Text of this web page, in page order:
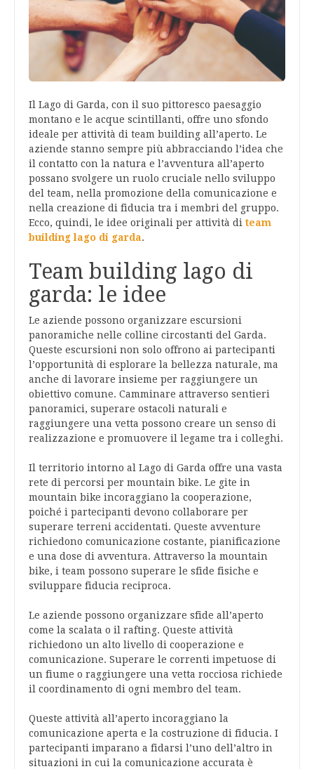
Il Lago di Garda, con il suo pittoresco paesaggio
montano e le acque scintillanti, offre uno sfondo
ideale per attività di team building all’aperto. Le
aziende stanno sempre più abbracciando l’idea che
il contatto con la natura e l’avventura all’aperto
possano svolgere un ruolo cruciale nello sviluppo
del team, nella promozione della comunicazione e
nella creazione di fiducia tra i membri del gruppo.
Ecco, quindi, le idee originali per attività di team
building lago di garda.
Team building lago di
garda: le idee
Le aziende possono organizzare escursioni
panoramiche nelle colline circostanti del Garda.
Queste escursioni non solo offrono ai partecipanti
l’opportunità di esplorare la bellezza naturale, ma
anche di lavorare insieme per raggiungere un
obiettivo comune. Camminare attraverso sentieri
panoramici, superare ostacoli naturali e
raggiungere una vetta possono creare un senso di
realizzazione e promuovere il legame tra i colleghi.
Il territorio intorno al Lago di Garda offre una vasta
rete di percorsi per mountain bike. Le gite in
mountain bike incoraggiano la cooperazione,
poiché i partecipanti devono collaborare per
superare terreni accidentati. Queste avventure
richiedono comunicazione costante, pianificazione
e una dose di avventura. Attraverso la mountain
bike, i team possono superare le sfide fisiche e
sviluppare fiducia reciproca.
Le aziende possono organizzare sfide all’aperto
come la scalata o il rafting. Queste attività
richiedono un alto livello di cooperazione e
comunicazione. Superare le correnti impetuose di
un fiume o raggiungere una vetta rocciosa richiede
il coordinamento di ogni membro del team.
Queste attività all’aperto incoraggiano la
comunicazione aperta e la costruzione di fiducia. I
partecipanti imparano a fidarsi l’uno dell’altro in
situazioni in cui la comunicazione accurata è